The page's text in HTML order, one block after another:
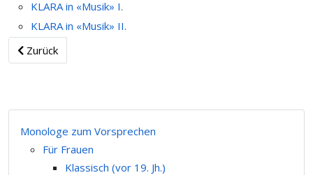
KLARA in «Musik» I.
KLARA in «Musik» II.
Zurück
Monologe zum Vorsprechen
Für Frauen
Klassisch (vor 19. Jh.)